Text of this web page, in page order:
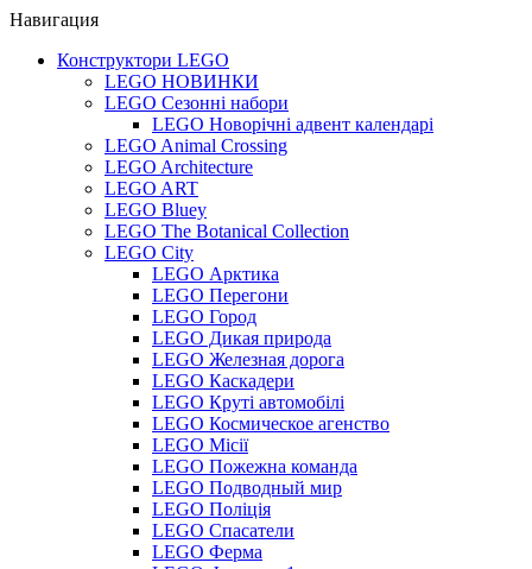
Навигация
Конструктори LEGO
LEGO НОВИНКИ
LEGO Сезонні набори
LEGO Новорічні адвент календарі
LEGO Animal Crossing
LEGO Architecture
LEGO ART
LEGO Bluey
LEGO The Botanical Collection
LEGO City
LEGO Арктика
LEGO Перегони
LEGO Город
LEGO Дикая природа
LEGO Железная дорога
LEGO Каскадери
LEGO Круті автомобілі
LEGO Космическое агенство
LEGO Місії
LEGO Пожежна команда
LEGO Подводный мир
LEGO Поліція
LEGO Спасатели
LEGO Ферма